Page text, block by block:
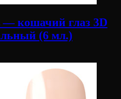
— кошачий глаз 3D
(6 мл.)